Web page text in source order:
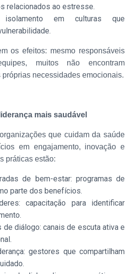
relacionados ao estresse.
em culturas que
os efeitos: mesmo responsáveis
muitos não encontram
necessidades emocionais.
mais saudável
que cuidam da saúde
em engajamento, inovação e
práticas estão:
de bem-estar: programas de
parte dos benefícios.
capacitação para identificar
de diálogo: canais de escuta ativa e
gestores que compartilham